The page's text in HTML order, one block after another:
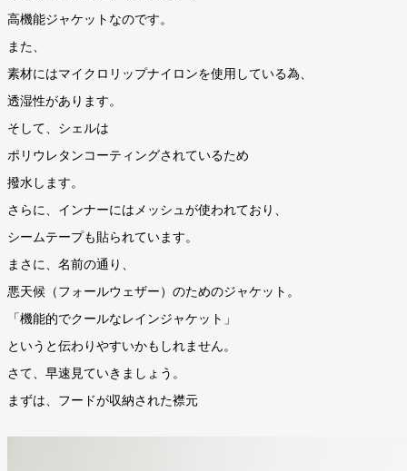
高機能ジャケットなのです。
また、
素材にはマイクロリップナイロンを使用している為、
透湿性があります。
そして、シェルは
ポリウレタンコーティングされているため
撥水します。
さらに、インナーにはメッシュが使われており、
シームテープも貼られています。
まさに、名前の通り、
悪天候（フォールウェザー）のためのジャケット。
「機能的でクールなレインジャケット」
というと伝わりやすいかもしれません。
さて、早速見ていきましょう。
まずは、フードが収納された襟元